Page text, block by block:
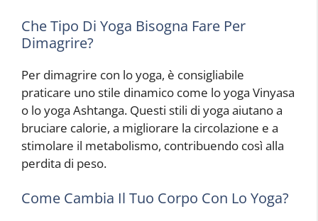
Che Tipo Di Yoga Bisogna Fare Per
Dimagrire?
Per dimagrire con lo yoga, è consigliabile
praticare uno stile dinamico come lo yoga Vinyasa
o lo yoga Ashtanga. Questi stili di yoga aiutano a
bruciare calorie, a migliorare la circolazione e a
stimolare il metabolismo, contribuendo così alla
perdita di peso.
Come Cambia Il Tuo Corpo Con Lo Yoga?